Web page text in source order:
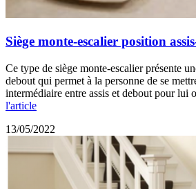
Siège monte-escalier position
Ce type de siège monte-escalier présente
debout qui permet à la personne de se
intermédiaire entre assis et debout pour lui
l'article
13/05/2022